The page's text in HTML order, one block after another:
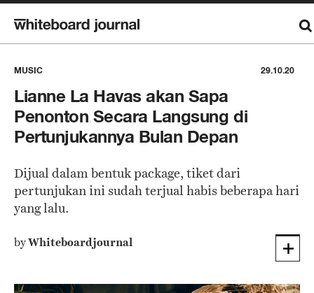
MUSIC 29.10.20
Lianne La Havas akan Sapa
Penonton Secara Langsung di
Pertunjukannya Bulan Depan
Dijual dalam bentuk package, tiket dari
pertunjukan ini sudah terjual habis beberapa hari
yang lalu.
byWhiteboardjournal